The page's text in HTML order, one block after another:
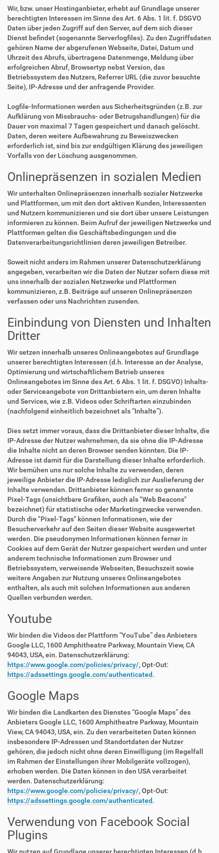
Wir, bzw. unser Hostinganbieter, erhebt auf Grundlage unserer
berechtigten Interessen im Sinne des Art. 6 Abs. 1 lit. f. DSGVO
Daten über jeden Zugriff auf den Server, auf dem sich dieser
Dienst befindet (sogenannte Serverlogfiles). Zu den Zugriffsdaten
gehören Name der abgerufenen Webseite, Datei, Datum und
Uhrzeit des Abrufs, übertragene Datenmenge, Meldung über
erfolgreichen Abruf, Browsertyp nebst Version, das
Betriebssystem des Nutzers, Referrer URL (die zuvor besuchte
Seite), IP-Adresse und der anfragende Provider.
Logfile-Informationen werden aus Sicherheitsgründen (z.B. zur
Aufklärung von Missbrauchs- oder Betrugshandlungen) für die
Dauer von maximal 7 Tagen gespeichert und danach gelöscht.
Daten, deren weitere Aufbewahrung zu Beweiszwecken
erforderlich ist, sind bis zur endgültigen Klärung des jeweiligen
Vorfalls von der Löschung ausgenommen.
Onlinepräsenzen in sozialen Medien
Wir unterhalten Onlinepräsenzen innerhalb sozialer Netzwerke
und Plattformen, um mit den dort aktiven Kunden, Interessenten
und Nutzern kommunizieren und sie dort über unsere Leistungen
informieren zu können. Beim Aufruf der jeweiligen Netzwerke und
Plattformen gelten die Geschäftsbedingungen und die
Datenverarbeitungsrichtlinien deren jeweiligen Betreiber.
Soweit nicht anders im Rahmen unserer Datenschutzerklärung
angegeben, verarbeiten wir die Daten der Nutzer sofern diese mit
uns innerhalb der sozialen Netzwerke und Plattformen
kommunizieren, z.B. Beiträge auf unseren Onlinepräsenzen
verfassen oder uns Nachrichten zusenden.
Einbindung von Diensten und Inhalten
Dritter
Wir setzen innerhalb unseres Onlineangebotes auf Grundlage
unserer berechtigten Interessen (d.h. Interesse an der Analyse,
Optimierung und wirtschaftlichem Betrieb unseres
Onlineangebotes im Sinne des Art. 6 Abs. 1 lit. f. DSGVO) Inhalts-
oder Serviceangebote von Drittanbietern ein, um deren Inhalte
und Services, wie z.B. Videos oder Schriftarten einzubinden
(nachfolgend einheitlich bezeichnet als “Inhalte”).
Dies setzt immer voraus, dass die Drittanbieter dieser Inhalte, die
IP-Adresse der Nutzer wahrnehmen, da sie ohne die IP-Adresse
die Inhalte nicht an deren Browser senden könnten. Die IP-
Adresse ist damit für die Darstellung dieser Inhalte erforderlich.
Wir bemühen uns nur solche Inhalte zu verwenden, deren
jeweilige Anbieter die IP-Adresse lediglich zur Auslieferung der
Inhalte verwenden. Drittanbieter können ferner so genannte
Pixel-Tags (unsichtbare Grafiken, auch als "Web Beacons"
bezeichnet) für statistische oder Marketingzwecke verwenden.
Durch die "Pixel-Tags" können Informationen, wie der
Besucherverkehr auf den Seiten dieser Website ausgewertet
werden. Die pseudonymen Informationen können ferner in
Cookies auf dem Gerät der Nutzer gespeichert werden und unter
anderem technische Informationen zum Browser und
Betriebssystem, verweisende Webseiten, Besuchszeit sowie
weitere Angaben zur Nutzung unseres Onlineangebotes
enthalten, als auch mit solchen Informationen aus anderen
Quellen verbunden werden.
Youtube
Wir binden die Videos der Plattform “YouTube” des Anbieters
Google LLC, 1600 Amphitheatre Parkway, Mountain View, CA
94043, USA, ein. Datenschutzerklärung:
https://www.google.com/policies/privacy/, Opt-Out:
https://adssettings.google.com/authenticated.
Google Maps
Wir binden die Landkarten des Dienstes “Google Maps” des
Anbieters Google LLC, 1600 Amphitheatre Parkway, Mountain
View, CA 94043, USA, ein. Zu den verarbeiteten Daten können
insbesondere IP-Adressen und Standortdaten der Nutzer
gehören, die jedoch nicht ohne deren Einwilligung (im Regelfall
im Rahmen der Einstellungen ihrer Mobilgeräte vollzogen),
erhoben werden. Die Daten können in den USA verarbeitet
werden. Datenschutzerklärung:
https://www.google.com/policies/privacy/, Opt-Out:
https://adssettings.google.com/authenticated.
Verwendung von Facebook Social
Plugins